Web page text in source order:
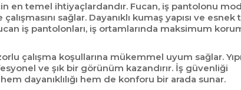
en temel ihtiyaçlardandır. Fucan, iş pantolonu
sağlar. Dayanıklı kumaş yapısı ve esnek
iş pantolonları, iş ortamlarında maksimum
çalışma koşullarına mükemmel uyum sağlar.
ve şık bir görünüm kazandırır. İş güvenliği
dayanıklılığı hem de konforu bir arada sunar.